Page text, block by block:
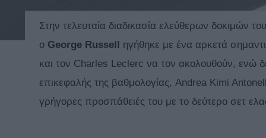
Στην τελευταία διαδικασία ελεύθερων δοκιμών του
ο George Russell ηγήθηκε με ένα αρκετά
και τον Charles Leclerc να τον ακολουθούν, ενώ
επικεφαλής της βαθμολογίας, Andrea Kimi
γρήγορες προσπάθειές του με το δεύτερο σετ